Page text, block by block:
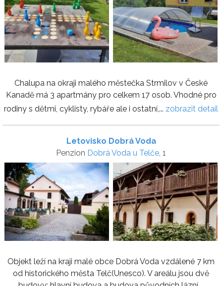
Chalupa na okraji malého městečka Strmilov v České
Kanadě má 3 apartmány pro celkem 17 osob. Vhodné pro
rodiny s dětmi, cyklisty, rybáře ale i ostatní,... zobrazit detail
Letovisko Dobrá Voda
Penzion Dobrá Voda u Telče , 1
Objekt leží na kraji malé obce Dobrá Voda vzdálené 7 km
od historického města Telč(Unesco). V areálu jsou dvě